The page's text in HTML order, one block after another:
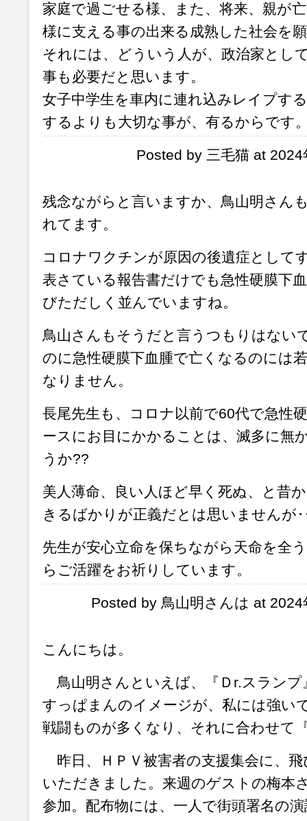
家庭で過ごせる様、また、将来、親が
様に支える事の出来る成熟した社会を
それには、どういう人が、政治家とし
事も必要だと思います。
女子中学生を車内に連れ込みレイプす
するよりも大切な事が、有るからです
Posted by 三毛猫 at
残念ながらと言いますか、鳥山明さん
れてます。
コロナワクチンが原因の後遺症として
表さている報告書だけでも急性硬膜下
びただしく並んでいますね。
鳥山さんもそうだと言うつもりはない
のに急性硬膜下血腫で亡くなるのには
なりません。
長尾先生も、コロナ以前で60代で急性
ースにお目にかかることは、滅多に無
うか??
美人薄命、良い人ほど早く死ぬ、と昔
きるばかりが正義だとは思いませんが
先生が安心立命を保ちながら天命を全
らご活躍をお祈りしています。
Posted by 鳥山明さんは at
こんにちは。
鳥山明さんといえば、『Ｄr.スランプ
すっぱまんのイメージが、私には強い
戦闘ものが多くなり、それに合わせて
昨日、ＨＰＶ被害者の支援集会に、
いただきました。来週のゲストの梅本
参加。配布物には、一人で街頭署名の